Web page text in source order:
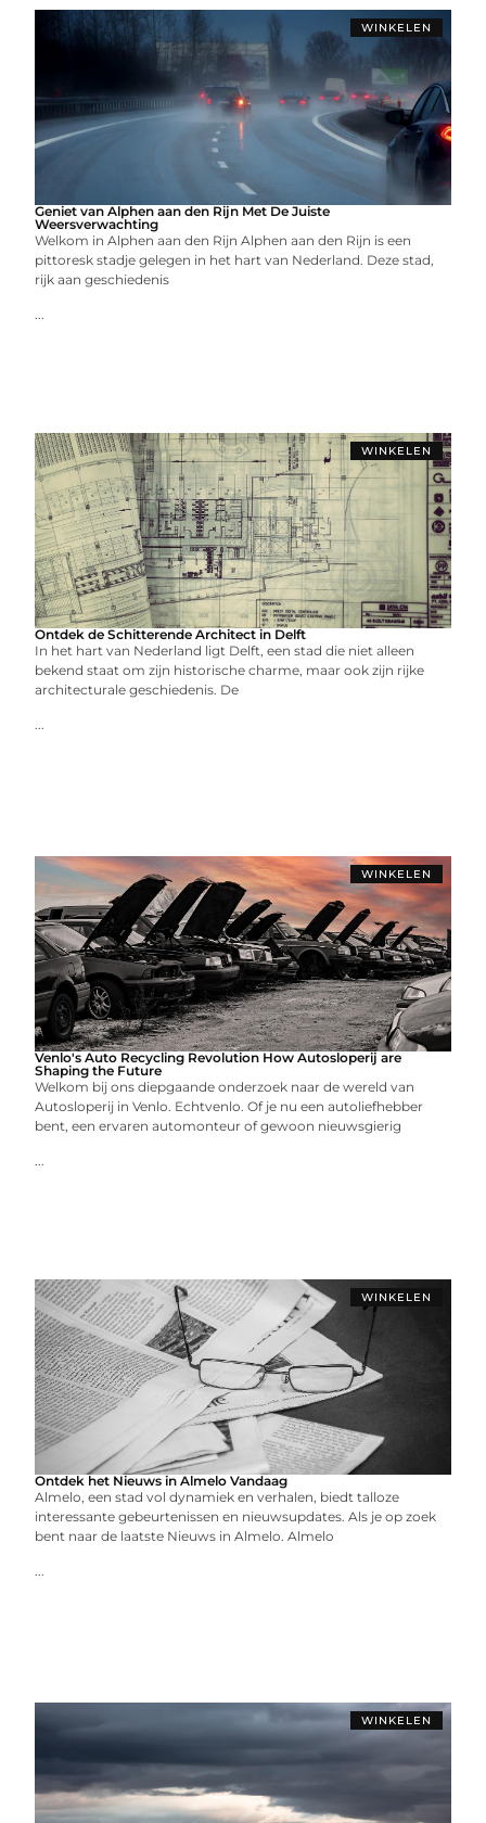
WINKELEN
Geniet van Alphen aan den Rijn Met De Juiste
Weersverwachting
Welkom in Alphen aan den Rijn Alphen aan den Rijn is een
pittoresk stadje gelegen in het hart van Nederland. Deze stad,
rijk aan geschiedenis
...
WINKELEN
Ontdek de Schitterende Architect in Delft
In het hart van Nederland ligt Delft, een stad die niet alleen
bekend staat om zijn historische charme, maar ook zijn rijke
architecturale geschiedenis. De
...
WINKELEN
Venlo's Auto Recycling Revolution How Autosloperij are
Shaping the Future
Welkom bij ons diepgaande onderzoek naar de wereld van
Autosloperij in Venlo. Echtvenlo. Of je nu een autoliefhebber
bent, een ervaren automonteur of gewoon nieuwsgierig
...
WINKELEN
Ontdek het Nieuws in Almelo Vandaag
Almelo, een stad vol dynamiek en verhalen, biedt talloze
interessante gebeurtenissen en nieuwsupdates. Als je op zoek
bent naar de laatste Nieuws in Almelo. Almelo
...
WINKELEN